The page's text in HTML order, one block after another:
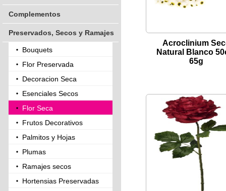
Complementos
Preservados, Secos y Ramajes
Bouquets
Flor Preservada
Decoracion Seca
Esenciales Secos
Flor Seca
Frutos Decorativos
Palmitos y Hojas
Plumas
Ramajes secos
Hortensias Preservadas
Acroclinium
Natural Blanco
65g